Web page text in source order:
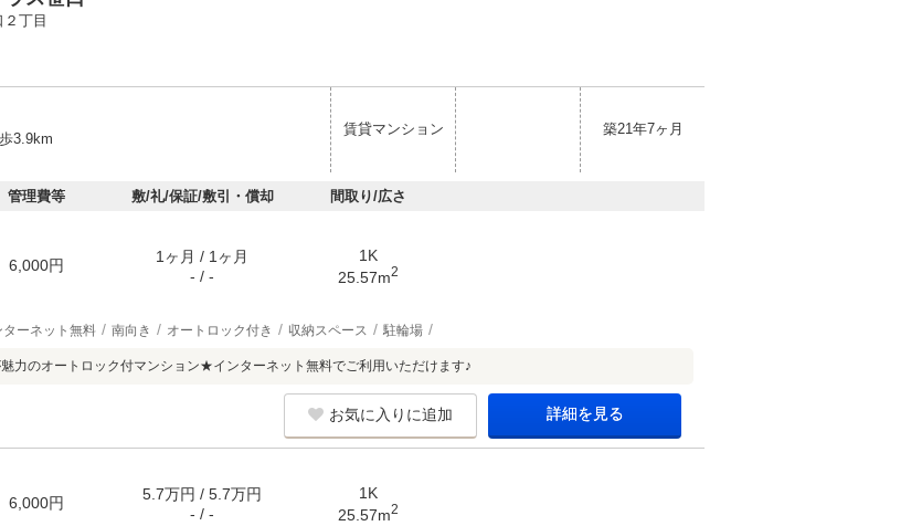
丁目
3.9km
賃貸マンション 築21年7ヶ月
管理費等 敷/礼/保証/敷引・償却 間取り/広さ
6,000円
1ヶ月 / 1ヶ月
- / -
1K
25.57m2
ターネット無料 南向き オートロック付き 収納スペース 駐輪場
力のオートロック付マンション★インターネット無料でご利用いただけます♪
お気に入りに追加 詳細を見る
6,000円
5.7万円 / 5.7万円
- / -
1K
25.57m2